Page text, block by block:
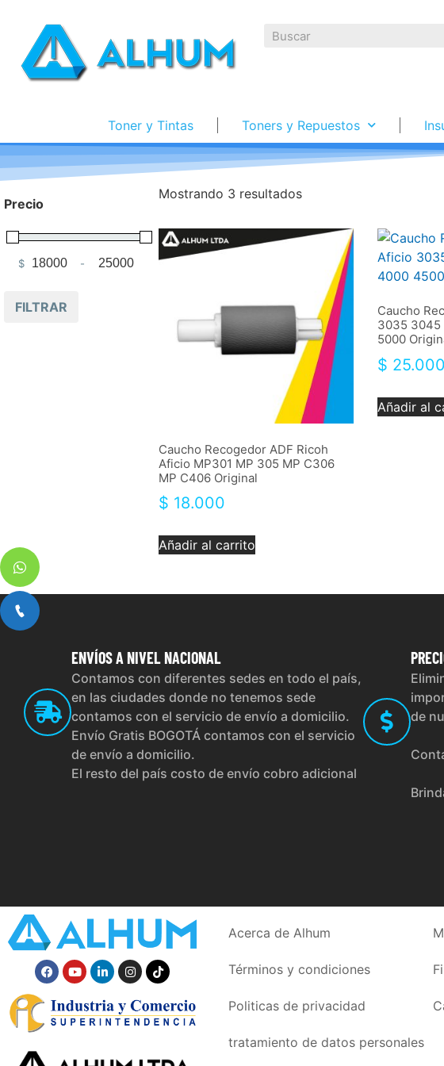
Toner y Tintas Toners y Repuestos
Precio
$ Minimum Price
-Maximum Price
FILTRAR
Mostrando 3 resultados
Caucho Recogedor ADF Ricoh
Aficio MP301 MP 305 MP C306
MP C406 Original
$ 18.000
Añadir al carrito
Caucho
3035 3045
5000
$ 25.000
Añadir al
ENVÍOSA NIVEL NACIONAL
Contamos con diferentes sedes en todo el país,
en las ciudades donde no tenemos sede
contamos con el servicio de envío a domicilio.
Envío Gratis BOGOTÁ contamos con el servicio
de envío a domicilio.
El resto del país costo de envío cobro adicional
de
Acerca de Alhum
Términos y condiciones
Politicas de privacidad
tratamiento de datos personales